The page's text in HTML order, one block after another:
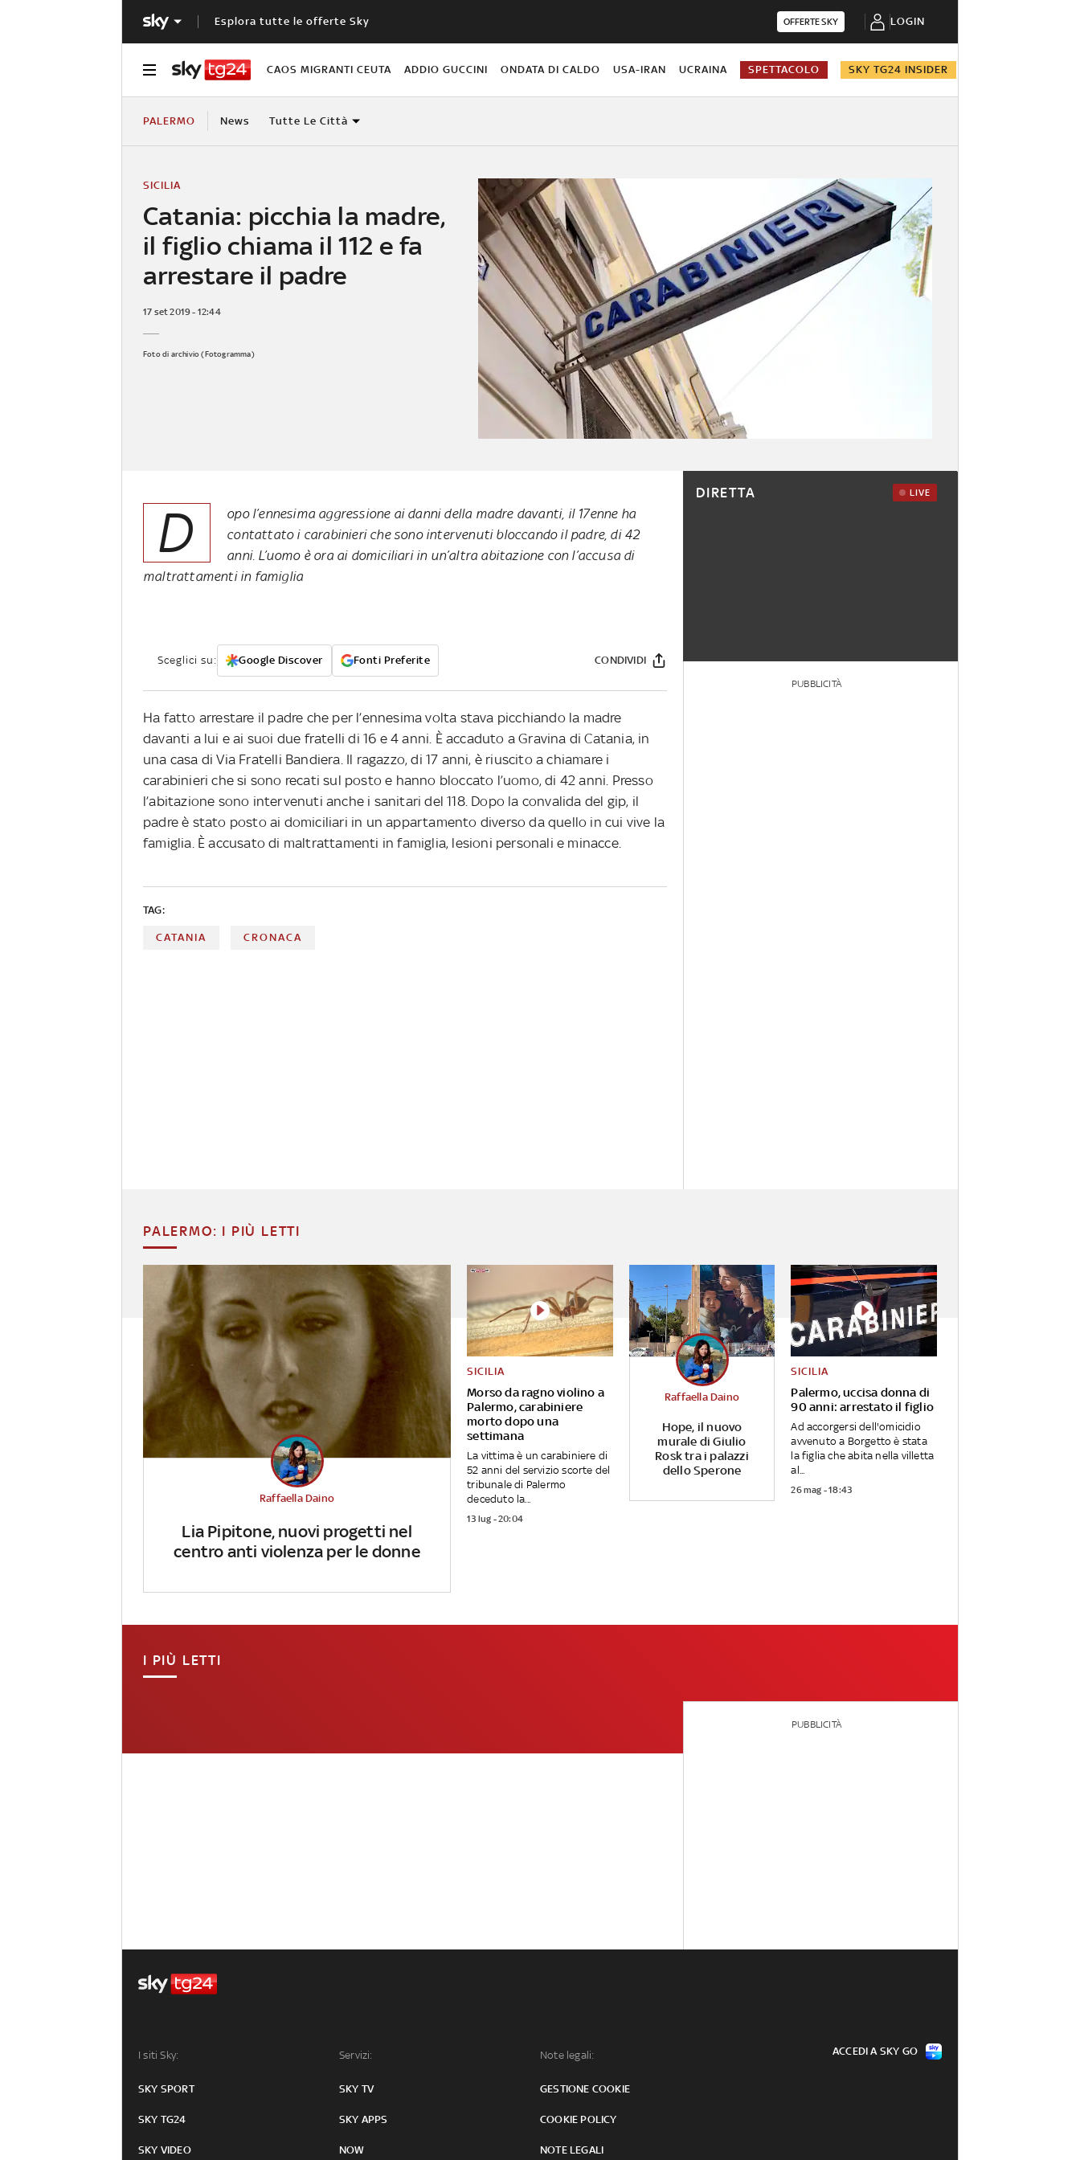
Esplora tutte le offerte Sky OFFERTE SKY LOGIN
CAOS MIGRANTI CEUTA ADDIO GUCCINI ONDATA DI CALDO USA-IRAN UCRAINA SPETTACOLO SKY TG24 INSIDER
PALERMO News Tutte Le Città
Catania: picchia la madre,
il figlio chiama il 112 e fa
arrestare il padre
SICILIA
17 set 2019 - 12:44
Foto di archivio (Fotogramma)
D
opo l’ennesima aggressione ai danni della madre davanti, il 17enne ha
contattato i carabinieri che sono intervenuti bloccando il padre, di 42
anni. L’uomo è ora ai domiciliari in un’altra abitazione con l’accusa di
maltrattamenti in famiglia
Sceglici su: Google Discover Fonti Preferite CONDIVIDI
Ha fatto arrestare il padre che per l’ennesima volta stava picchiando la madre
davanti a lui e ai suoi due fratelli di 16 e 4 anni. È accaduto a Gravina di Catania, in
una casa di Via Fratelli Bandiera. Il ragazzo, di 17 anni, è riuscito a chiamare i
carabinieri che si sono recati sul posto e hanno bloccato l’uomo, di 42 anni. Presso
l’abitazione sono intervenuti anche i sanitari del 118. Dopo la convalida del gip, il
padre è stato posto ai domiciliari in un appartamento diverso da quello in cui vive la
famiglia. È accusato di maltrattamenti in famiglia, lesioni personali e minacce.
TAG:
CATANIA CRONACA
DIRETTA LIVE
PUBBLICITÀ
PALERMO: I PIÙ LETTI
Lia Pipitone, nuovi progetti nel
centro anti violenza per le donne
Raffaella Daino
Morso da ragno violino a
Palermo, carabiniere
morto dopo una
settimana
SICILIA
La vittima è un carabiniere di
52 anni del servizio scorte del
tribunale di Palermo
deceduto la...
13 lug - 20:04
Hope, il nuovo
murale di Giulio
Rosk tra i palazzi
dello Sperone
Raffaella Daino
Palermo, uccisa donna di
90 anni: arrestato il figlio
SICILIA
Ad accorgersi dell'omicidio
avvenuto a Borgetto è stata
la figlia che abita nella villetta
al...
26 mag - 18:43
I PIÙ LETTI
PUBBLICITÀ
I siti Sky:
SKY SPORT
SKY TG24
SKY VIDEO
Servizi:
SKY TV
SKY APPS
NOW
Note legali:
GESTIONE COOKIE
COOKIE POLICY
NOTE LEGALI
ACCEDI A SKY GO